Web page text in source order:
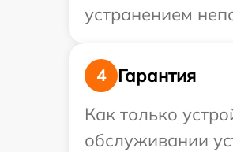
устранением
4
Гарантия
Как только
обслуживании